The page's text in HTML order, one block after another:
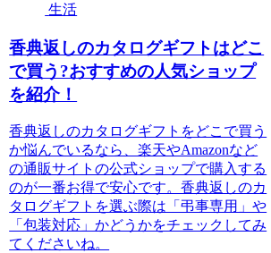
生活
香典返しのカタログギフトはどこ
で買う?おすすめの人気ショップ
を紹介！
香典返しのカタログギフトをどこで買う
か悩んでいるなら、楽天やAmazonなど
の通販サイトの公式ショップで購入する
のが一番お得で安心です。香典返しのカ
タログギフトを選ぶ際は「弔事専用」や
「包装対応」かどうかをチェックしてみ
てくださいね。